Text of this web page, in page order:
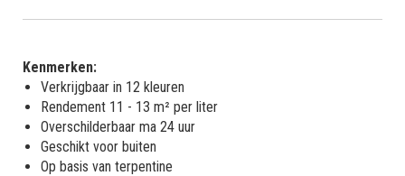
Kenmerken:
Verkrijgbaar in 12 kleuren
Rendement 11 - 13 m² per liter
Overschilderbaar ma 24 uur
Geschikt voor buiten
Op basis van terpentine